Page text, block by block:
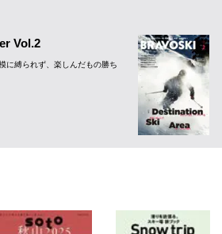
Vol.2
に縛られず、楽しんだもの勝ち